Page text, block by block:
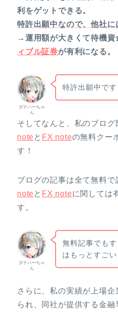
利をゲットできる。
特許出願中なので、他社に
→運用額が大きくて待機資
ィブル証券が有利になる。
ダナハーちゃ
ん
特許出願中です
そしてなんと、私のブログ
note と FX noteの無料クー
す！
ブログの記事は全て無料で
note と FX noteに関しては
す。
ダナハーちゃ
ん
無料記事でも
はもっとすごい
さらに、私の実績が上場
られ、同社が提供する金